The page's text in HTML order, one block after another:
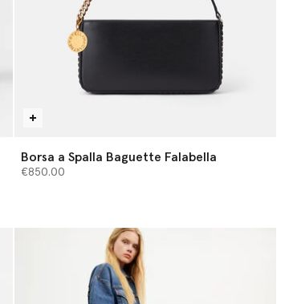
Borsa a Spalla Baguette Falabella
€850.00